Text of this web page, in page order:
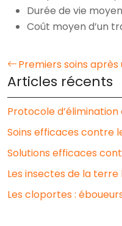
Durée de vie
Coût moyen d’un
Premiers soins
Articles récents
Protocole
Soins efficaces contre
Solutions efficaces
Les insectes de la
Les cloportes :